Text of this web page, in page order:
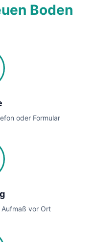
Boden
oder Formular
Aufmaß vor Ort